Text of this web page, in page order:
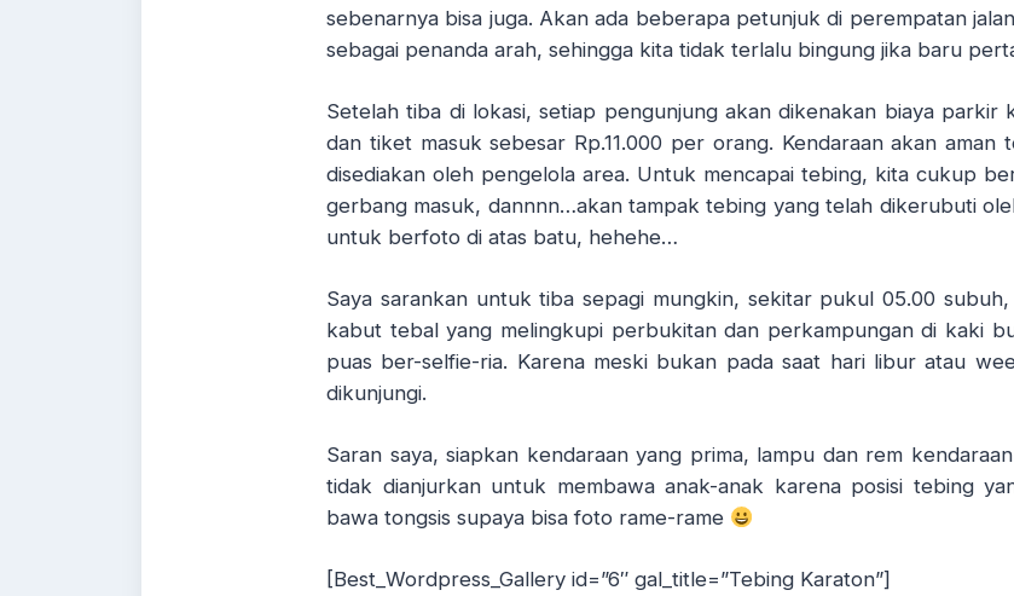
sebenarnya bisa juga. Akan ada beberapa petunjuk di perempatan
sebagai penanda arah, sehingga kita tidak terlalu bingung jika baru
Setelah tiba di lokasi, setiap pengunjung akan dikenakan biaya parkir
dan tiket masuk sebesar Rp.11.000 per orang. Kendaraan akan
disediakan oleh pengelola area. Untuk mencapai tebing, kita cukup
gerbang masuk, dannnn…akan tampak tebing yang telah dikerubuti
untuk berfoto di atas batu, hehehe…
Saya sarankan untuk tiba sepagi mungkin, sekitar pukul 05.00
kabut tebal yang melingkupi perbukitan dan perkampungan di kaki
puas ber-selfie-ria. Karena meski bukan pada saat hari libur atau
dikunjungi.
Saran saya, siapkan kendaraan yang prima, lampu dan rem
tidak dianjurkan untuk membawa anak-anak karena posisi tebing
bawa tongsis supaya bisa foto rame-rame
[Best_Wordpress_Gallery id=”6″ gal_title=”Tebing Karaton”]